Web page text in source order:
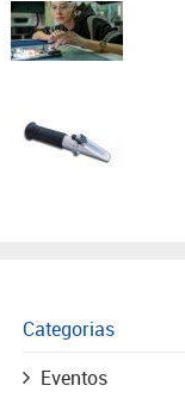
Categorias
Eventos